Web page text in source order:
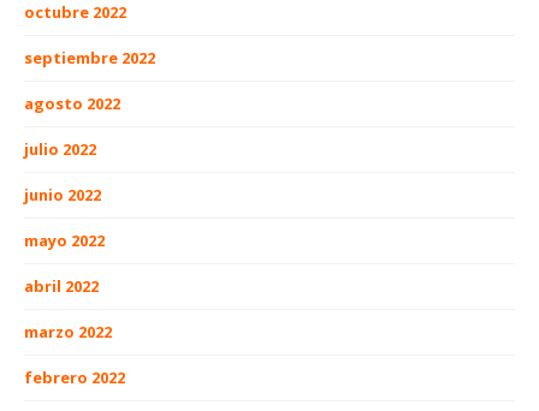
octubre 2022
septiembre 2022
agosto 2022
julio 2022
junio 2022
mayo 2022
abril 2022
marzo 2022
febrero 2022